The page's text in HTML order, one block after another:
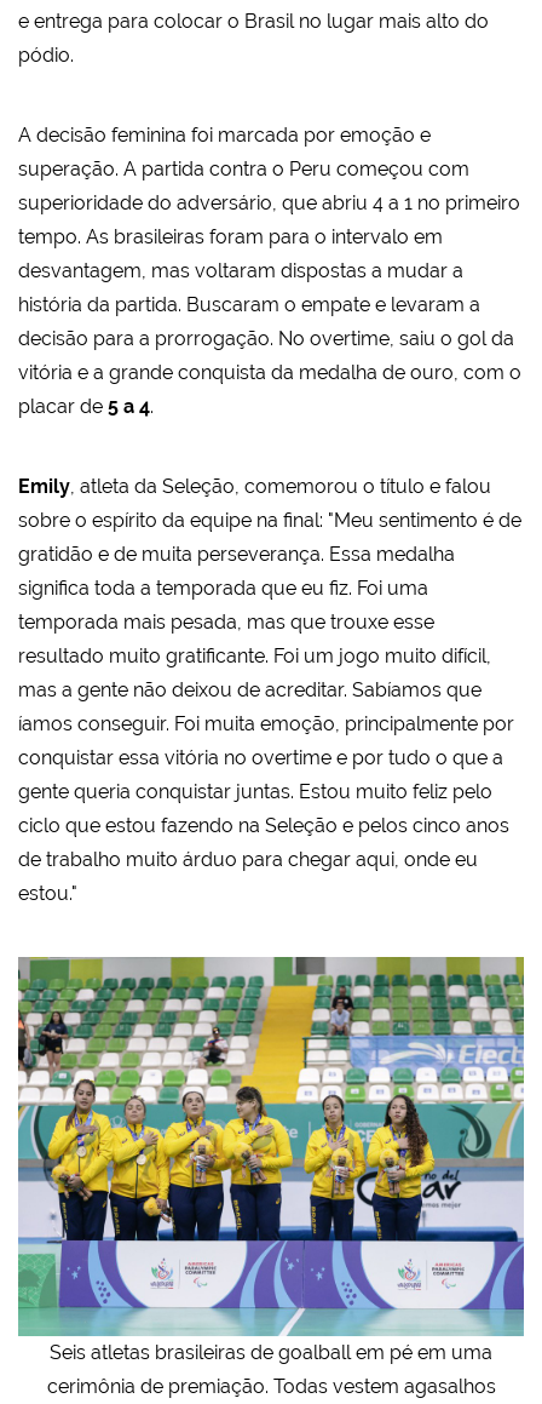
e entrega para colocar o Brasil no lugar mais alto do
pódio.
A decisão feminina foi marcada por emoção e
superação. A partida contra o Peru começou com
superioridade do adversário, que abriu 4 a 1 no primeiro
tempo. As brasileiras foram para o intervalo em
desvantagem, mas voltaram dispostas a mudar a
história da partida. Buscaram o empate e levaram a
decisão para a prorrogação. No overtime, saiu o gol da
vitória e a grande conquista da medalha de ouro, com o
placar de 5 a 4.
Emily , atleta da Seleção, comemorou o título e falou
sobre o espírito da equipe na final: "Meu sentimento é de
gratidão e de muita perseverança. Essa medalha
significa toda a temporada que eu fiz. Foi uma
temporada mais pesada, mas que trouxe esse
resultado muito gratificante. Foi um jogo muito difícil,
mas a gente não deixou de acreditar. Sabíamos que
íamos conseguir. Foi muita emoção, principalmente por
conquistar essa vitória no overtime e por tudo o que a
gente queria conquistar juntas. Estou muito feliz pelo
ciclo que estou fazendo na Seleção e pelos cinco anos
de trabalho muito árduo para chegar aqui, onde eu
estou."
Seis atletas brasileiras de goalball em pé em uma
cerimônia de premiação. Todas vestem agasalhos